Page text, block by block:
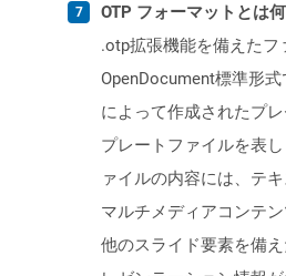
OTP フォーマットとは
.otp拡張機能を備えたフ
OpenDocument標準形
によって作成されたプ
プレートファイルを表
ァイルの内容には、テ
マルチメディアコンテ
他のスライド要素を備